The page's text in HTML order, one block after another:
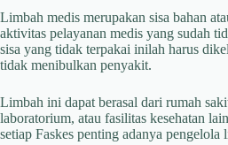
Limbah medis merupakan sisa bahan
aktivitas pelayanan medis yang sudah
sisa yang tidak terpakai inilah harus
tidak menibulkan penyakit.
Limbah ini dapat berasal dari rumah
laboratorium, atau fasilitas kesehatan
setiap Faskes penting adanya pengelola